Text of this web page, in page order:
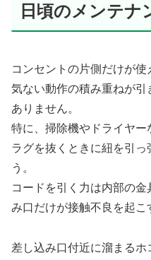
日頃のメンテナ
コンセントの片側だけが
気ない動作の積み重ねが引
ありません。
特に、掃除機やドライヤ
ラグを抜くときに紐を引っ
う。
コードを引く力は内部の
み口だけが接触不良を起こ
差し込み口付近に溜まる